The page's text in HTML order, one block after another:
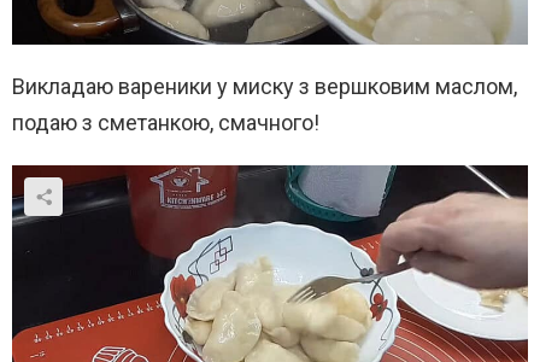
Викладаю вареники у миску з вершковим маслом,
подаю з сметанкою, смачного!